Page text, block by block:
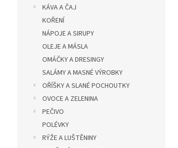
KÁVA A ČAJ
KOŘENÍ
NÁPOJE A SIRUPY
OLEJE A MÁSLA
OMÁČKY A DRESINGY
SALÁMY A MASNÉ VÝROBKY
OŘÍŠKY A SLANÉ POCHOUTKY
OVOCE A ZELENINA
PEČIVO
POLÉVKY
RÝŽE A LUŠTĚNINY